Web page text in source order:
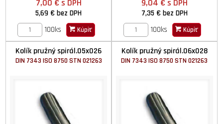
7,00 € s DPH
5,69 €bez DPH
100ks
Kúpiť
9,04 € s DPH
7,35 € bez DPH
100ks
Kúpiť
Kolík pružný spirál.05x026
DIN 7343 ISO 8750 STN 021263
Kolík pružný spirál.06x028
DIN 7343 ISO 8750 STN 021263